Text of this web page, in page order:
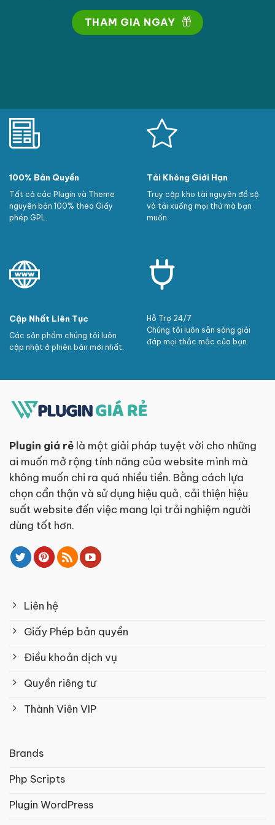
THAM GIA NGAY
100% Bản Quyền
Tất cả các Plugin và Theme
nguyên bản 100% theo Giấy
phép GPL.
Tải Không Giới Hạn
Truy cập kho tài nguyên đồ sộ
và tải xuống mọi thứ mà bạn
muốn.
Cập Nhất Liên Tục
Các sản phẩm chúng tôi luôn
cập nhật ở phiên bản mới nhất.
Hỗ Trợ 24/7
Chúng tôi luôn sẵn sàng giải
đáp mọi thắc mắc của bạn.
Plugin giá rẻ là một giải pháp tuyệt vời cho những
ai muốn mở rộng tính năng của website mình mà
không muốn chi ra quá nhiều tiền. Bằng cách lựa
chọn cẩn thận và sử dụng hiệu quả, cải thiện hiệu
suất website đến việc mang lại trải nghiệm người
dùng tốt hơn.
Liên hệ
Giấy Phép bản quyền
Điều khoản dịch vụ
Quyền riêng tư
Thành Viên VIP
Brands
Php Scripts
Plugin WordPress